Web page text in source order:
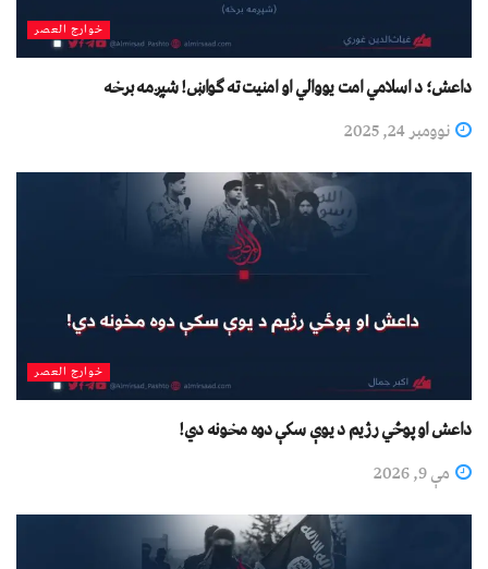
خوارج العصر
داعش؛ د اسلامي امت یووالي او امنیت ته ګواښ! شپږمه برخه
نوومبر 24, 2025
خوارج العصر
داعش او پوځي رژیم د یوې سکې دوه مخونه دي!
مې 9, 2026